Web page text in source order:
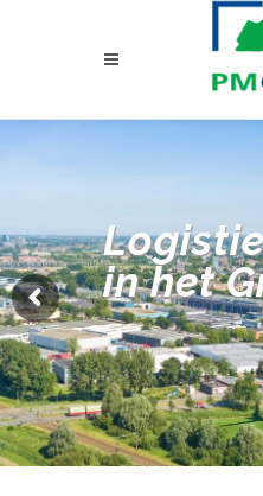
in het